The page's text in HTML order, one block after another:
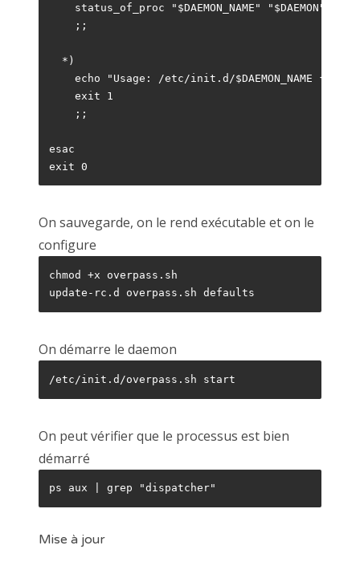
status_of_proc "$DAEMON_NAME" "$DAEMON" &&
    ;;
  *)
echo "Usage: /etc/init.d/$DAEMON_NAME
    exit 1
    ;;
esac
exit 0
On sauvegarde, on le rend exécutable et on le
configure
chmod +x overpass.sh
update-rc.d overpass.sh defaults
On démarre le daemon
/etc/init.d/overpass.sh start
On peut vérifier que le processus est bien
démarré
ps aux | grep "dispatcher"
Mise à jour